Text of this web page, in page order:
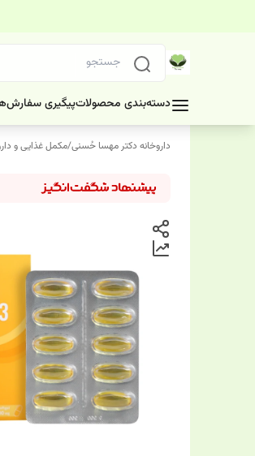
دسته‌بندی محصولاتپیگیری سفارش
داروخانه دکتر مهسا حُسنی/مکمل غذایی و